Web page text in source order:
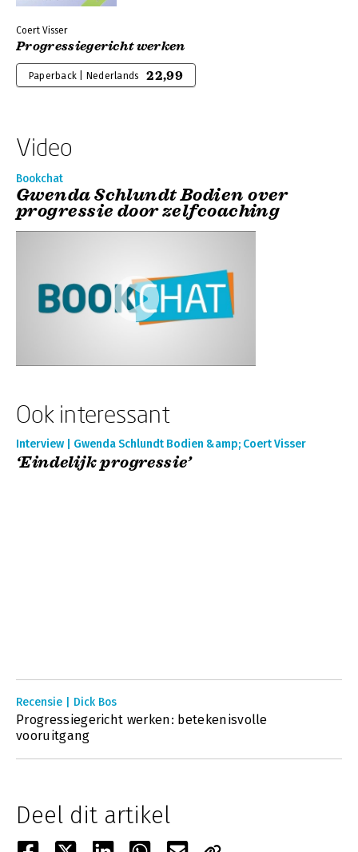
Coert Visser
Progressiegericht werken
Paperback | Nederlands 22,99
Video
Bookchat
Gwenda Schlundt Bodien over
progressie door zelfcoaching
Ook interessant
Interview | Gwenda Schlundt Bodien &amp; Coert Visser
‘Eindelijk progressie’
Recensie | Dick Bos
Progressiegericht werken: betekenisvolle
vooruitgang
Deel dit artikel